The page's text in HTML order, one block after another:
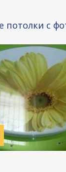
потолки с